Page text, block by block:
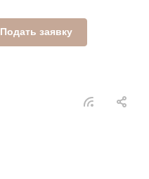
Подать заявку